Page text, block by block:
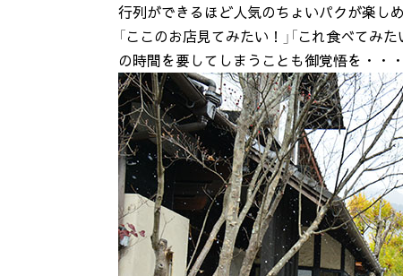
行列ができるほど人気のちょいパクが楽し
「ここのお店見てみたい！」「これ食べて
の時間を要してしまうことも御覚悟を・・・